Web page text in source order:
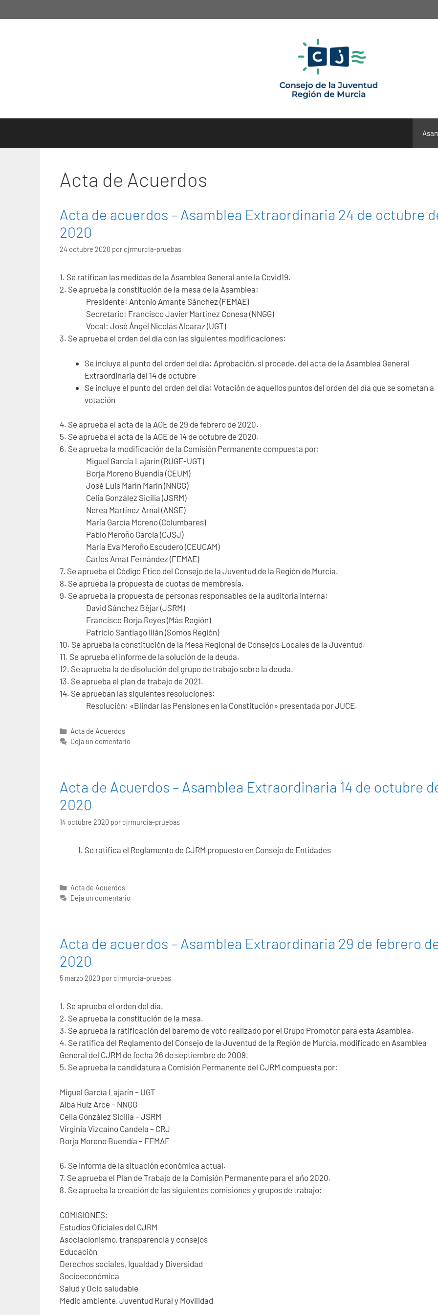
al
Acta de Acuerdos
Acta de acuerdos – Asamblea Extraordinaria 24 de octubre
2020
24 octubre 2020 por cjrmurcia-pruebas
1. Se ratifican las medidas de la Asamblea General ante la Covid19.
2. Se aprueba la constitución de la mesa de la Asamblea:
Presidente: Antonio Amante Sánchez (FEMAE)
Secretario: Francisco Javier Martínez Conesa (NNGG)
Vocal: José Ángel Nicolás Alcaraz (UGT)
3. Se aprueba el orden del día con las siguientes modificaciones:
Se incluye el punto del orden del día: Aprobación, si procede, del acta de la Asamblea General
Extraordinaria del 14 de octubre
Se incluye el punto del orden del día: Votación de aquellos puntos del orden del día que se sometan a
votación
4. Se aprueba el acta de la AGE de 29 de febrero de 2020.
5. Se aprueba el acta de la AGE de 14 de octubre de 2020.
6. Se aprueba la modificación de la Comisión Permanente compuesta por:
Miguel García Lajarín (RUGE-UGT)
Borja Moreno Buendía (CEUM)
José Luis Marín Marín (NNGG)
Celia González Sicilia (JSRM)
Nerea Martínez Arnal (ANSE)
María García Moreno (Columbares)
Pablo Meroño Garcia (CJSJ)
María Eva Meroño Escudero (CEUCAM)
Carlos Amat Fernández (FEMAE)
7. Se aprueba el Código Ético del Consejo de la Juventud de la Región de Murcia.
8. Se aprueba la propuesta de cuotas de membresía.
9. Se aprueba la propuesta de personas responsables de la auditoría interna:
David Sánchez Béjar (JSRM)
Francisco Borja Reyes (Más Región)
Patricio Santiago Illán (Somos Región)
10. Se aprueba la constitución de la Mesa Regional de Consejos Locales de la Juventud.
11. Se aprueba el informe de la solución de la deuda.
12. Se aprueba la de disolución del grupo de trabajo sobre la deuda.
13. Se aprueba el plan de trabajo de 2021.
14. Se aprueban las siguientes resoluciones:
Resolución: «Blindar las Pensiones en la Constitución» presentada por JUCE.
Categorías
Acta de Acuerdos
Deja un comentario
Acta de Acuerdos – Asamblea Extraordinaria 14 de octubre
2020
14 octubre 2020 por cjrmurcia-pruebas
Se ratifica el Reglamento de CJRM propuesto en Consejo de Entidades
Categorías
Acta de Acuerdos
Deja un comentario
Acta de acuerdos – Asamblea Extraordinaria 29 de febrero
2020
5 marzo 2020 por cjrmurcia-pruebas
1. Se aprueba el orden del día.
2. Se aprueba la constitución de la mesa.
3. Se aprueba la ratificación del baremo de voto realizado por el Grupo Promotor para esta Asamblea.
4. Se ratifica del Reglamento del Consejo de la Juventud de la Región de Murcia, modificado en Asamblea
General del CJRM de fecha 26 de septiembre de 2009.
5. Se aprueba la candidatura a Comisión Permanente del CJRM compuesta por:
Miguel García Lajarín – UGT
Alba Ruiz Arce – NNGG
Celia González Sicilia – JSRM
Virginia Vizcaíno Candela – CRJ
Borja Moreno Buendía – FEMAE
6. Se informa de la situación económica actual.
7. Se aprueba el Plan de Trabajo de la Comisión Permanente para el año 2020.
8. Se aprueba la creación de las siguientes comisiones y grupos de trabajo:
COMISIONES:
Estudios Oficiales del CJRM
Asociacionismo, transparencia y consejos
Educación
Derechos sociales, Igualdad y Diversidad
Socioeconómica
Salud y Ocio saludable
Medio ambiente, Juventud Rural y Movilidad